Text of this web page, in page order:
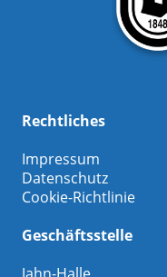
Rechtliches
Impressum
Datenschutz
Cookie-Richtlinie
Geschäftsstelle